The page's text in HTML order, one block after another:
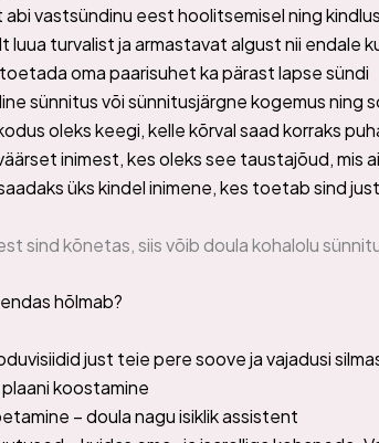
abi vastsündinu eest hoolitsemisel ning
luua turvalist ja armastavat algust nii endale
oma paarisuhet ka pärast lapse sündi
sünnitus või sünnitusjärgne kogemus
oleks keegi, kelle kõrval saad korraks
inimest, kes oleks see taustajõud, mis
üks kindel inimene, kes toetab sind
sind kõnetas, siis võib doula kohalolu
hõlmab?
just teie pere soove ja vajadusi
koostamine
– doula nagu isiklik assistent